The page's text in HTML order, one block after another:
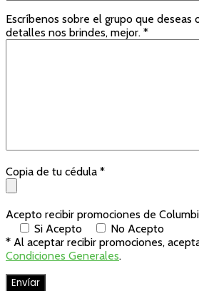
Escríbenos sobre el grupo que deseas
detalles nos brindes, mejor. *
Copia de tu cédula *
Acepto recibir promociones de
Si Acepto
No Acepto
* Al aceptar recibir promociones,
Condiciones Generales.